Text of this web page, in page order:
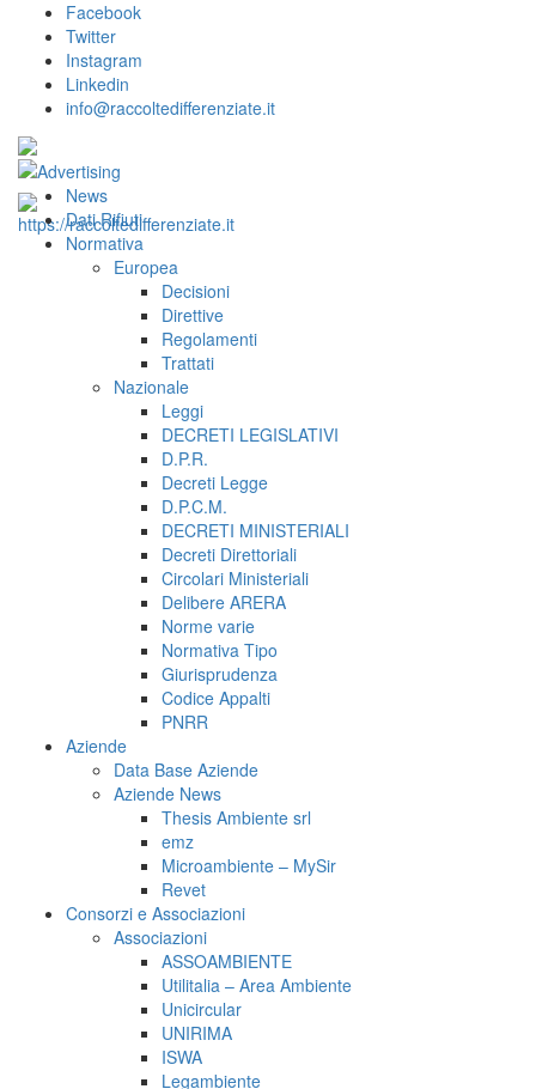
Facebook
Twitter
Instagram
Linkedin
info@raccoltedifferenziate.it
News
Dati Rifiuti
Normativa
Europea
Decisioni
Direttive
Regolamenti
Trattati
Nazionale
Leggi
DECRETI LEGISLATIVI
D.P.R.
Decreti Legge
D.P.C.M.
DECRETI MINISTERIALI
Decreti Direttoriali
Circolari Ministeriali
Delibere ARERA
Norme varie
Normativa Tipo
Giurisprudenza
Codice Appalti
PNRR
Aziende
Data Base Aziende
Aziende News
Thesis Ambiente srl
emz
Microambiente – MySir
Revet
Consorzi e Associazioni
Associazioni
ASSOAMBIENTE
Utilitalia – Area Ambiente
Unicircular
UNIRIMA
ISWA
Legambiente